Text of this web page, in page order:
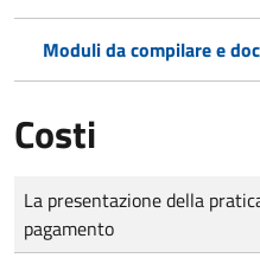
Moduli da compilare e
Costi
Tipo di pagamento
Importo
La presentazione della
pagamento